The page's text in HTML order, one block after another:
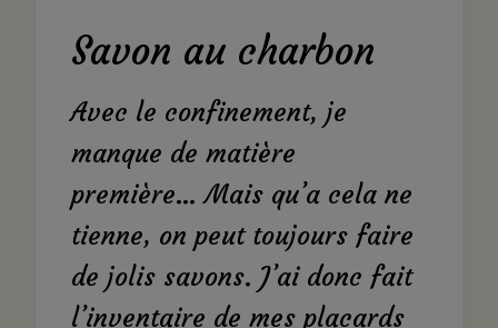
Savon au charbon
Avec le confinement, je
manque de matière
première… Mais qu’a cela ne
tienne, on peut toujours faire
de jolis savons. J’ai donc fait
l’inventaire de mes placards